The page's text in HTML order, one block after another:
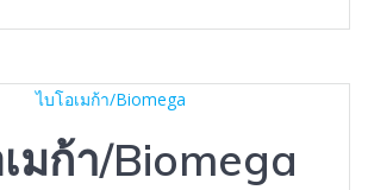
มก้า/Biomega